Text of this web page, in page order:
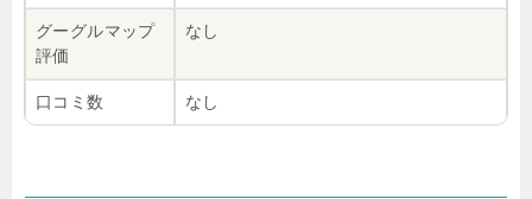
グーグルマップ
評価
なし
口コミ数 なし